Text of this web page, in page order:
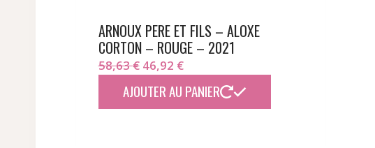
ARNOUX PERE ET FILS – ALOXE
CORTON – ROUGE – 2021
58,63€ Le
prix
initial
46,92 €Le
prix
actuel
AJOUTER AU PANIER